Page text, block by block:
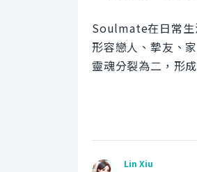
Soulmate在日常生
形容戀人、摯友、
靈魂分裂為二，形
Lin Xiu